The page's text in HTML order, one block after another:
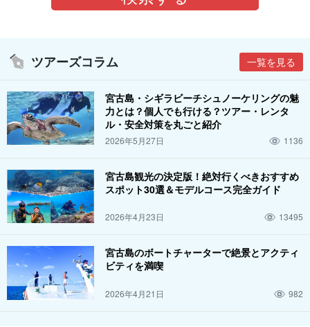
ツアーズコラム 一覧を見る
宮古島・シギラビーチシュノーケリングの魅
力とは？個人でも行ける？ツアー・レンタ
ル・安全対策を丸ごと紹介
2026年5月27日 1136
宮古島観光の決定版！絶対行くべきおすすめ
スポット30選＆モデルコース完全ガイド
2026年4月23日 13495
宮古島のボートチャーターで絶景とアクティ
ビティを満喫
2026年4月21日 982